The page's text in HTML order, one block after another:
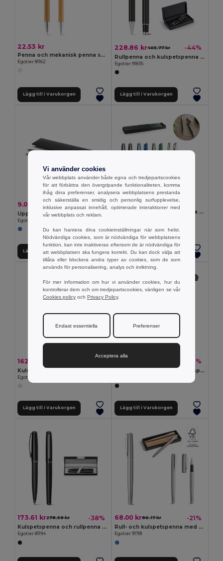
22.53 kr
Penna och mekanisk penna set av bambu
Egotier 81162
Lägg till i Varukorgen
228.86 kr405.77 kr -44%
Rullpenna och kulspetspenna i metall och kolfiber med vridmekanism
Egotier 91835
Lägg till i Varukorgen
9.03 kr -16%
Egotier 91737
Lägg till i Varukorgen
72.36 kr
Rollerball och kulspetspenna som set med kropp i återvunnen aluminium (100 % rAL)
Lägg till i Varukorgen
162.35 kr
Egotier 81193
Lägg till i Varukorgen
-18%
Metallrullpenna och kulspetspenna som set med klipps
Lägg till i Varukorgen
173.61 kr278.59 kr -38%
Kulspetspenna och rullpenna som set i metall med vridmekanism
Egotier 81194
68.00 kr86.17 kr -21%
Rull- och kulspetspenna med kropp i rostfritt stål (53 % rSS) med klämma
Egotier 91781
Vi använder cookies
Vår webbplats använder både egna och tredjepartscookies
för att förbättra den övergripande funktionaliteten, komma
ihåg dina preferenser, analysera webbplatsens prestanda
och säkerställa en smidig och personlig surfupplevelse,
inklusive anpassat innehåll, optimerade interaktioner med
vår webbplats och reklam.
Du kan hantera dina cookieinställningar när som helst.
Nödvändiga cookies, som är nödvändiga för webbplatsens
funktion, kan inte inaktiveras eftersom de är nödvändiga för
att webbplatsen ska fungera korrekt. Du kan dock välja att
tillåta eller blockera andra typer av cookies, som de som
används för personalisering, analys och inriktning.
För mer information om hur vi använder cookies, hur du
kontrollerar dem och om tredjepartscookies, vänligen se vår
Cookies policy och Privacy Policy.
Endast essentiella Preferenser
Acceptera alla